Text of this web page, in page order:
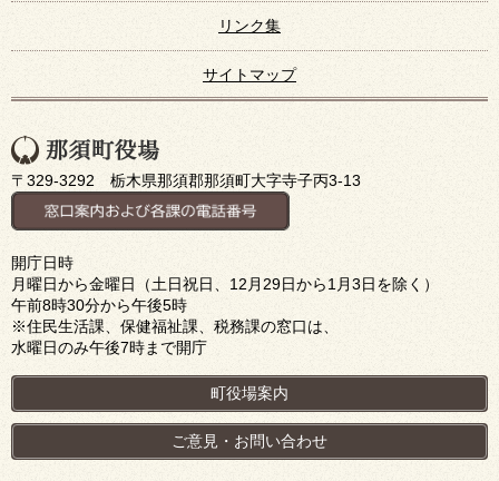
リンク集
サイトマップ
〒329-3292 栃木県那須郡那須町大字寺子丙3-13
開庁日時
月曜日から金曜日（土日祝日、12月29日から1月3日を除く）
午前8時30分から午後5時
※住民生活課、保健福祉課、税務課の窓口は、
水曜日のみ午後7時まで開庁
町役場案内
ご意見・お問い合わせ